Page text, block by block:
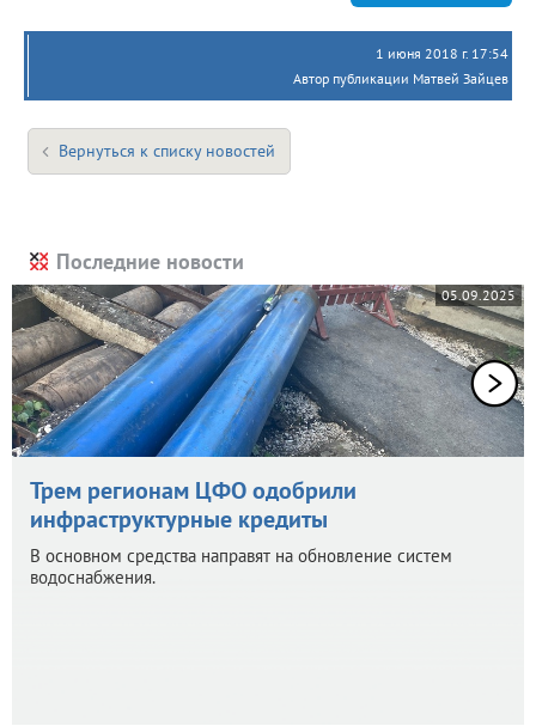
1 июня 2018 г. 17:54
Автор публикации Матвей Зайцев
Вернуться к списку новостей
Последние новости
05.09.2025
Трем регионам ЦФО одобрили
инфраструктурные кредиты
В основном средства направят на обновление систем
водоснабжения.